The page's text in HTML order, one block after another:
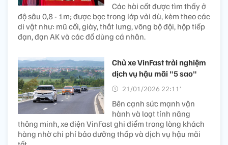
Các hài cốt được tìm thấy ở
độ sâu 0,8 - 1m; được bọc trong lớp vải dù, kèm theo các
di vật như: mũ cối, giày, thắt lưng, võng bộ đội, hộp tiếp
đạn, đạn AK và các đồ dùng cá nhân.
Chủ xe VinFast trải nghiệm
dịch vụ hậu mãi "5 sao"
21/01/2026 22:11’
Bên cạnh sức mạnh vận
hành và loạt tính năng
thông minh, xe điện VinFast ghi điểm trong lòng khách
hàng nhờ chi phí bảo dưỡng thấp và dịch vụ hậu mãi